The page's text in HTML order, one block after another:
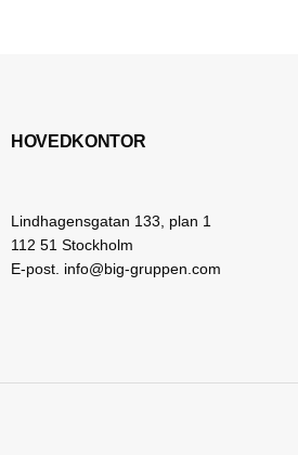
HOVEDKONTOR
Lindhagensgatan 133, plan 1
112 51 Stockholm
E-post. info@big-gruppen.com